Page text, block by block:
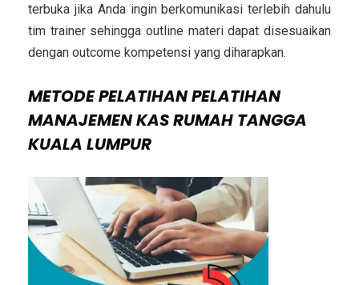
terbuka jika Anda ingin berkomunikasi terlebih dahulu
tim trainer sehingga outline materi dapat disesuaikan
dengan outcome kompetensi yang diharapkan.
METODEPELATIHAN PELATIHAN
MANAJEMEN KAS RUMAH TANGGA
KUALA LUMPUR